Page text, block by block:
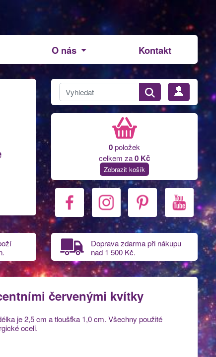
O nás Kontakt
0položek
celkem za0 Kč
Zobrazit košík
Doprava zdarma při nákupu
nad 1 500 Kč.
červenými kvítky
je 2,5 cm a tloušťka 1,0 cm. Všechny použité
oceli.